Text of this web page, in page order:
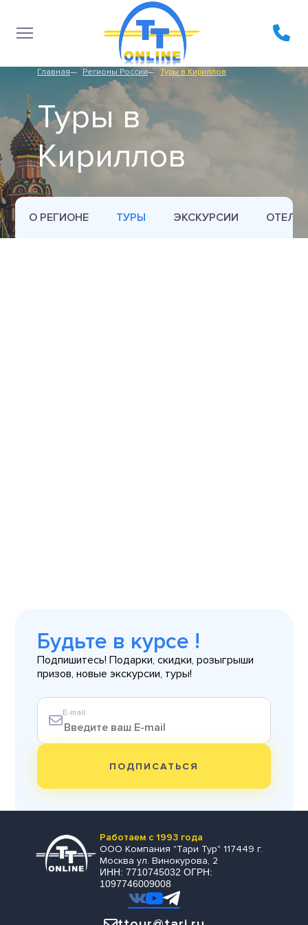
Главная Регионы России Туры в Кириллов
Туры в
Кириллов
О РЕГИОНЕ ТУРЫ ЭКСКУРСИИ ОТЕЛИ
Будьте в курсе !
Подпишитесь! Подарки, скидки, розыгрыши
призов, новые экскурсии, туры!
E-mail
ПОДПИСАТЬСЯ
Работаем с 1993 года
ООО Компания "Тари Тур" 117449 г.
Москва ул. Винокурова, 2
ИНН: 7710745032 ОГРН:
1097746009008